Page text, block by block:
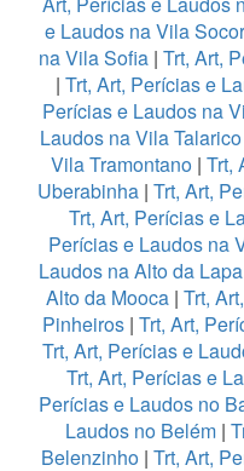
e Laudos na Vila
na Vila Sofia| Trt, Art,
| Trt, Art, Perícias e
Perícias e Laudos na
Laudos na Vila Talarico
Vila Tramontano| Trt,
Uberabinha| Trt, Art,
Trt, Art, Perícias e
Perícias e Laudos na
Laudos na Alto da Lapa
Alto da Mooca | Trt,
Pinheiros| Trt, Art,
Trt, Art, Perícias e
Trt, Art, Perícias e
Perícias e Laudos no
Laudos no Belém|
Belenzinho| Trt, Art,